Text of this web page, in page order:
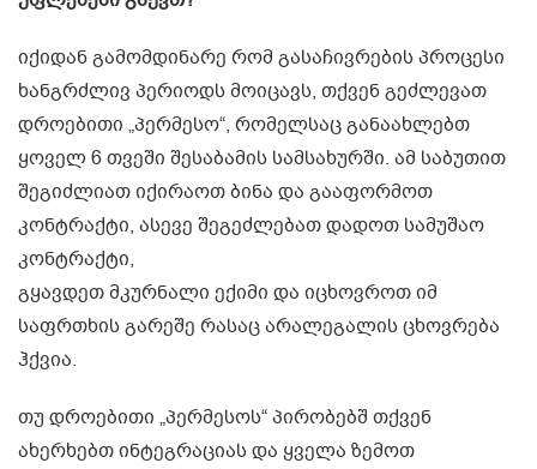
იქიდან გამომდინარე რომ გასაჩივრების პროცესი
ხანგრძლივ პერიოდს მოიცავს, თქვენ გეძლევათ
დროებითი „პერმესო“, რომელსაც განაახლებთ
ყოველ 6 თვეში შესაბამის სამსახურში. ამ საბუთით
შეგიძლიათ იქირაოთ ბინა და გააფორმოთ
კონტრაქტი, ასევე შეგეძლებათ დადოთ სამუშაო
კონტრაქტი,
გყავდეთ მკურნალი ექიმი და იცხოვროთ იმ
საფრთხის გარეშე რასაც არალეგალის ცხოვრება
ჰქვია.
თუ დროებითი „პერმესოს“ პირობებშ თქვენ
ახერხებთ ინტეგრაციას და ყველა ზემოთ